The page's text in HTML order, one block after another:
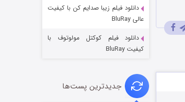
جادوگری در مغولستان
دانلود فیلم زیبا صدایم کن با کیفیت
عالی BluRay
دانلود فیلم کوکتل مولوتوف با
کیفیت BluRay
جدیدترین پست‌ها